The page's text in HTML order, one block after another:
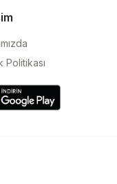
Politikası